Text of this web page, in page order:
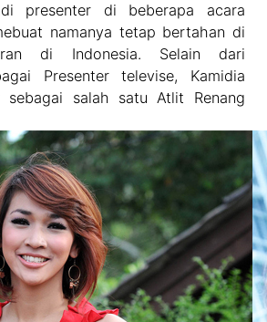
presenter di beberapa acara
namanya tetap bertahan di
di Indonesia. Selain dari
Presenter televise, Kamidia
sebagai salah satu Atlit Renang